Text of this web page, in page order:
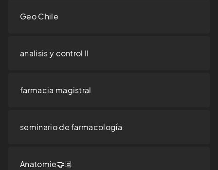
Geo Chile
analisis y control II
farmacia magistral
seminario de farmacología
Anatomie🤝🏻